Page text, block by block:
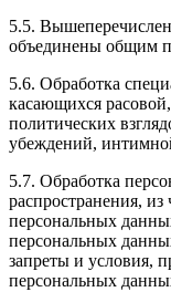
5.5.
объединены общим
5.6. Обработка
касающихся
политических
убеждений,
5.7. Обработка
распространения,
персональных
персональных
запреты и условия,
персональных